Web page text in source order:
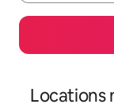
Locations